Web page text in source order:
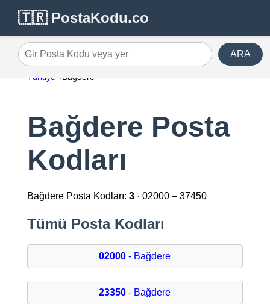
🇹🇷 PostaKodu.co
Gir Posta Kodu veya yer ARA
Türkiye Bağdere
Bağdere Posta
Kodları
Bağdere Posta Kodları: 3· 02000 – 37450
Tümü Posta Kodları
02000 - Bağdere
23350 - Bağdere